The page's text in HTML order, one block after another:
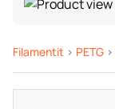
Filamentit > PETG >